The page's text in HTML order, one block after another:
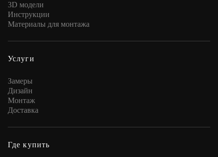
3D модели
Инструкции
Материалы для монтажа
Услуги
Замеры
Дизайн
Монтаж
Доставка
Где купить